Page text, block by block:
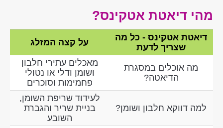
מהי דיאטת אטקינס?
דיאטת אטקינס - כל מה
שצריך לדעת
על קצה המזלג
מה אוכלים במסגרת
הדיאטה?
מאכלים עתירי חלבון
ושומן ודלי או נטולי
פחמימות וסוכרים
למה דווקא חלבון ושומן?
לעידוד שריפת השומן,
בניית שריר והגברת
השובע